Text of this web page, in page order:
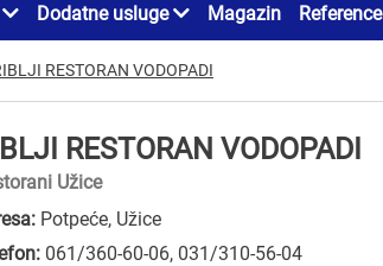
Dodatne usluge Magazin Reference
RESTORAN VODOPADI
RESTORAN VODOPADI
Užice
Potpeće, Užice
061/360-60-06, 031/310-56-04